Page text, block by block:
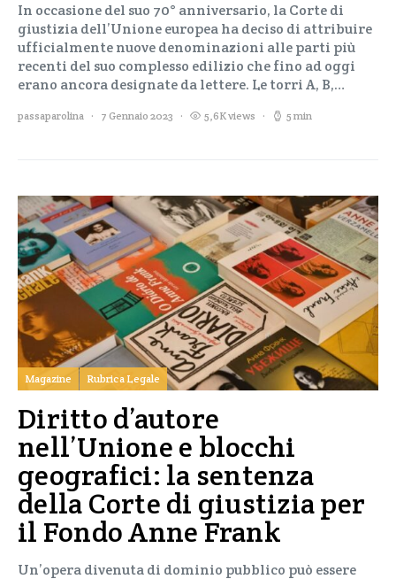
In occasione del suo 70° anniversario, la Corte di
giustizia dell’Unione europea ha deciso di attribuire
ufficialmente nuove denominazioni alle parti più
recenti del suo complesso edilizio che fino ad oggi
erano ancora designate da lettere. Le torri A, B,…
passaparolina 7 Gennaio 2023 5,6K views 5 min
Magazine Rubrica Legale
Diritto d’autore
nell’Unione e blocchi
geografici: la sentenza
della Corte di giustizia per
il Fondo Anne Frank
Un’opera divenuta di dominio pubblico può essere